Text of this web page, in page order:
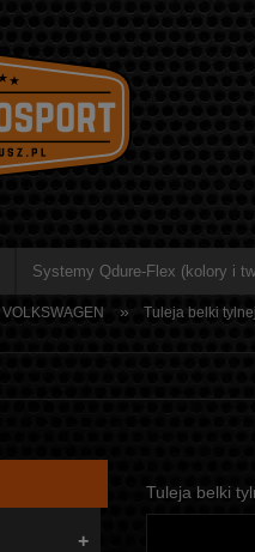
Systemy Qdure-Flex (kolory i
VOLKSWAGEN » Tuleja belki
+
Tuleja belki